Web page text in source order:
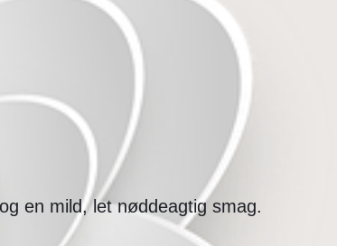
en mild, let nøddeagtig smag.